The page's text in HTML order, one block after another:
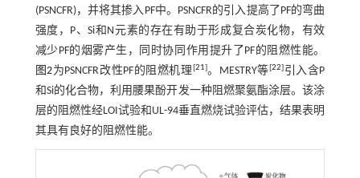
(PSNCFR)，并将其掺入PF中。PSNCFR的引入提高了PF的弯曲
强度，P、Si和N元素的存在有助于形成复合炭化物，有效
减少PF的烟雾产生，同时协同作用提升了PF的阻燃性能。
图2为PSNCFR改性PF的阻燃机理[21]。MESTRY等[22] 引入含P
和Si的化合物，利用腰果酚开发一种阻燃聚氨酯涂层。该涂
层的阻燃性经LOI试验和UL-94垂直燃烧试验评估，结果表明
其具有良好的阻燃性能。